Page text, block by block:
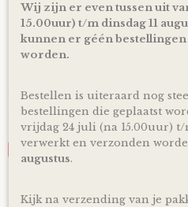
cadeau!
*Producten, op voorraad,
door ons verzonden! De dag
de dienstregeling van PostNL.
Reacties
Save
Ook interessant
Wij zijn er even tussen uit
15.00uur) t/m dinsdag 11
kunnen er géén
worden.
Bestellen is uiteraard nog
bestellingen die geplaatst
vrijdag 24 juli (na 15.00uur) t/
verwerkt en verzonden
augustus.
Kijk na verzending van je